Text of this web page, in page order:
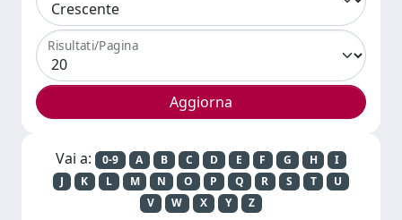
Risultati/Pagina
Vai a: 0-9 A B C D E F G H
I
J
K L M N O P Q R S T
U
V
W X Y Z